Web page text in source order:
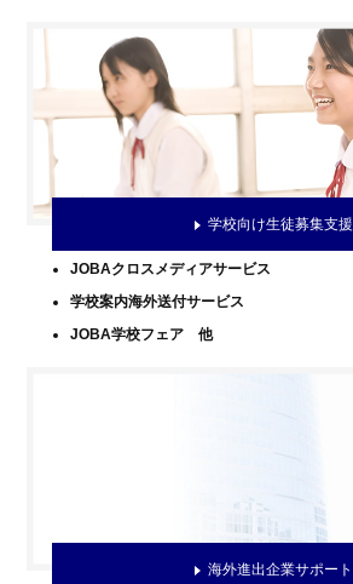
学校向け生徒募集支援
JOBAクロスメディアサービス
学校案内海外送付サービス
JOBA学校フェア 他
海外進出企業サポート